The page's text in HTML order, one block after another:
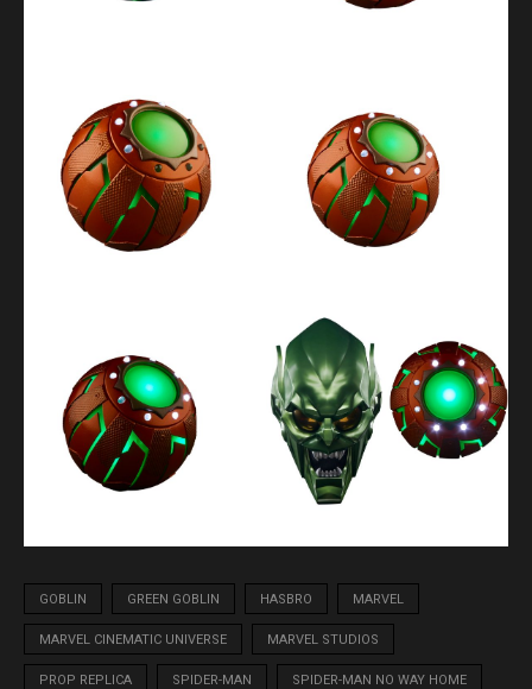
GOBLIN GREEN GOBLIN HASBRO MARVEL
MARVEL CINEMATIC UNIVERSE MARVEL STUDIOS
PROP REPLICA SPIDER-MAN SPIDER-MAN NO WAY HOME